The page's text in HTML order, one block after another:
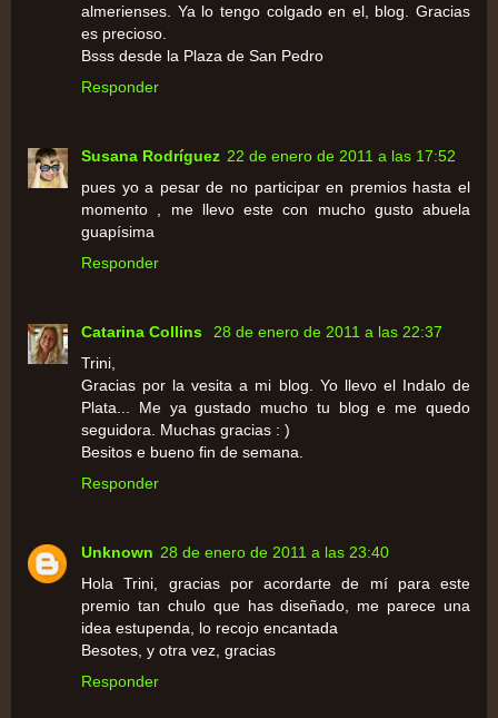
almerienses. Ya lo tengo colgado en el, blog. Gracias
es precioso.
Bsss desde la Plaza de San Pedro
Responder
Susana Rodríguez 22 de enero de 2011 a las 17:52
pues yo a pesar de no participar en premios hasta el
momento , me llevo este con mucho gusto abuela
guapísima
Responder
Catarina Collins
28 de enero de 2011 a las 22:37
Trini,
Gracias por la vesita a mi blog. Yo llevo el Indalo de
Plata... Me ya gustado mucho tu blog e me quedo
seguidora. Muchas gracias : )
Besitos e bueno fin de semana.
Responder
Unknown 28 de enero de 2011 a las 23:40
Hola Trini, gracias por acordarte de mí para este
premio tan chulo que has diseñado, me parece una
idea estupenda, lo recojo encantada
Besotes, y otra vez, gracias
Responder